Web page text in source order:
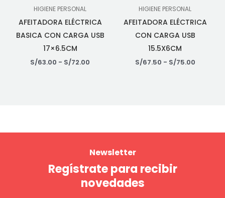
HIGIENE PERSONAL
AFEITADORA ELÉCTRICA
BASICA CON CARGA USB
17×6.5CM
S/63.00 - S/72.00
HIGIENE PERSONAL
AFEITADORA ELÉCTRICA
CON CARGA USB
15.5X6CM
S/67.50 - S/75.00
Newsletter
Regístrate para recibir
novedades